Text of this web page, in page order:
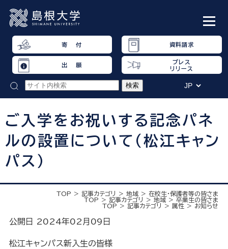
寄 付 資料請求
出 願
プレス
リリース
ご入学をお祝いする記念パネ
ルの設置について（松江キャン
パス）
TOP 記事カテゴリ 地域
在校生・保護者等の皆さま
TOP
記事カテゴリ 地域
卒業生の皆さま
TOP
記事カテゴリ 属性 お知らせ
公開日 2024年02月09日
松江キャンパス新入生の皆様